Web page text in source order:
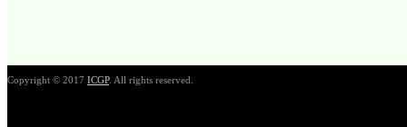
Copyright © 2017 ICGP. All rights reserved.